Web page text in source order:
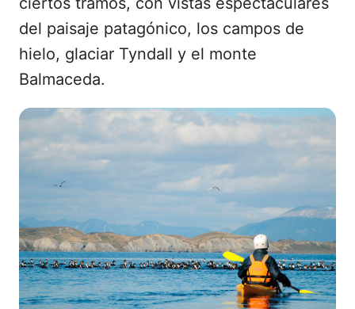
del paisaje patagónico, los campos de
hielo, glaciar Tyndall y el monte
Balmaceda.